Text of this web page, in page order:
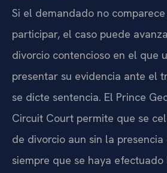
Si el demandado no
participar, el caso puede
divorcio contencioso en el que
presentar su evidencia ante el
se dicte sentencia. El Prince
Circuit Court permite que se
de divorcio aun sin la
siempre que se haya